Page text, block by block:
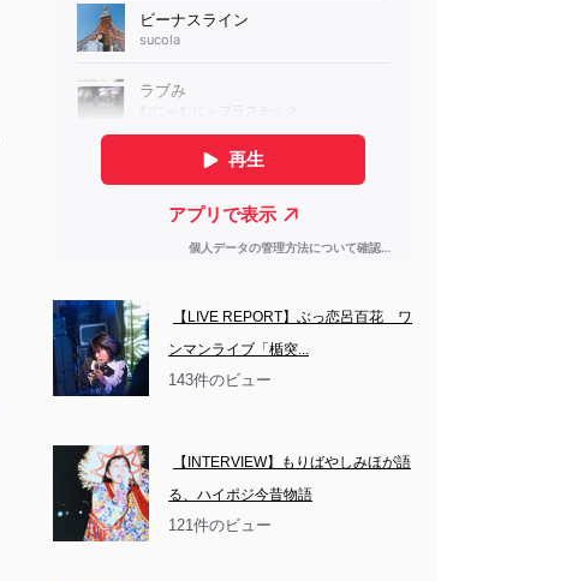
【LIVE REPORT】ぶっ恋呂百花　ワ
ンマンライブ「楯突...
143件のビュー
【INTERVIEW】もりばやしみほが語
る、ハイポジ今昔物語
121件のビュー